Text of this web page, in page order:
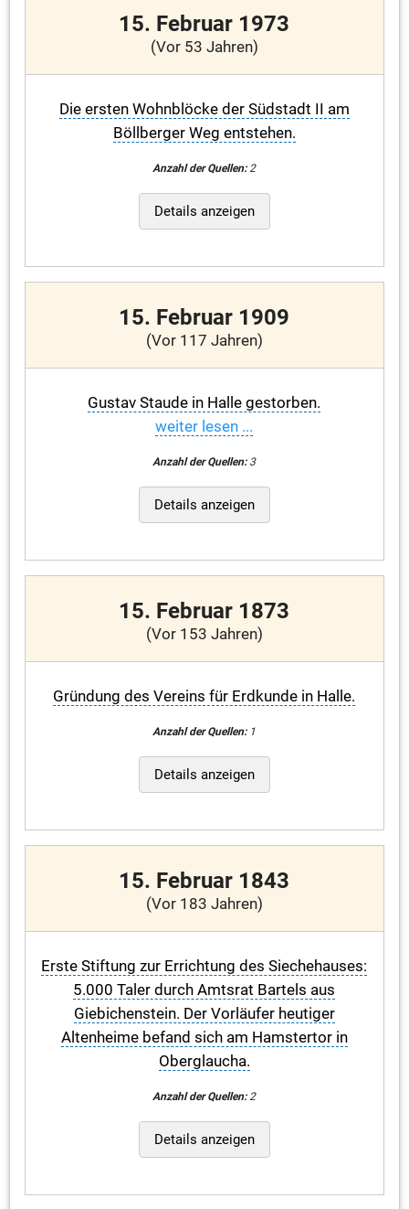
15. Februar 1973
(Vor 53 Jahren)
Die ersten Wohnblöcke der Südstadt II am
Böllberger Weg entstehen.
Anzahl der Quellen:2
Details anzeigen
15. Februar 1909
(Vor 117 Jahren)
Gustav Staude in Halle gestorben.
weiter lesen ...
Anzahl der Quellen:3
Details anzeigen
15. Februar 1873
(Vor 153 Jahren)
Gründung des Vereins für Erdkunde in Halle.
Anzahl der Quellen:1
Details anzeigen
15. Februar 1843
(Vor 183 Jahren)
Erste Stiftung zur Errichtung des Siechehauses:
5.000 Taler durch Amtsrat Bartels aus
Giebichenstein. Der Vorläufer heutiger
Altenheime befand sich am Hamstertor in
Oberglaucha.
Anzahl der Quellen:2
Details anzeigen